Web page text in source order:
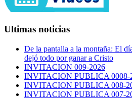
Ultimas noticias
De la pantalla a la montaña: El
dejó todo por ganar a Cristo
INVITACION 009-2026
INVITACION PUBLICA 0008-
INVITACION PUBLICA 008-
INVITACION PUBLICA 007-